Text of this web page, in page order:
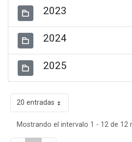
2023
2024
2025
20 entradas
Mostrando el intervalo 1 - 12 de 12